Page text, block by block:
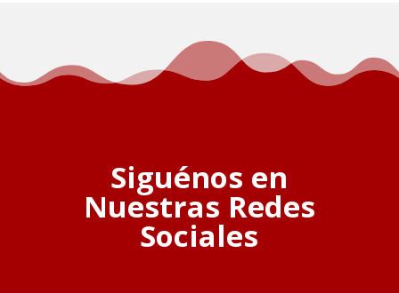
Siguénos en
Nuestras Redes
Sociales